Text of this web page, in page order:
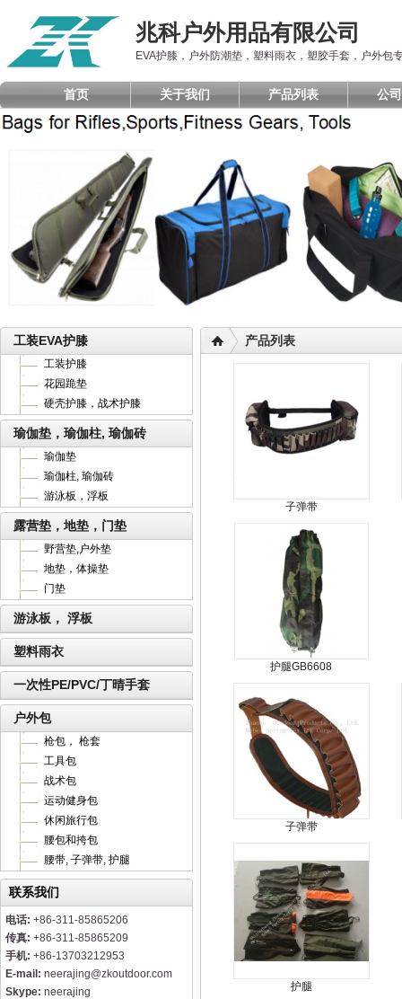
兆科户外用品有限公司
EVA护膝，户外防潮垫，塑料雨衣，塑胶手套，户外包
首页 关于我们 产品列表 公
工装EVA护膝
工装护膝
花园跪垫
硬壳护膝，战术护膝
瑜伽垫，瑜伽柱, 瑜伽砖
瑜伽垫
瑜伽柱, 瑜伽砖
游泳板，浮板
露营垫，地垫，门垫
野营垫,户外垫
地垫，体操垫
门垫
游泳板， 浮板
塑料雨衣
一次性PE/PVC/丁晴手套
户外包
枪包， 枪套
工具包
战术包
运动健身包
休闲旅行包
腰包和挎包
腰带, 子弹带, 护腿
联系我们
电话: +86-311-85865206
传真: +86-311-85865209
手机: +86-13703212953
E-mail: neerajing@zkoutdoor.com
Skype: neerajing
产品列表
子弹带
护腿GB6608
子弹带
护腿